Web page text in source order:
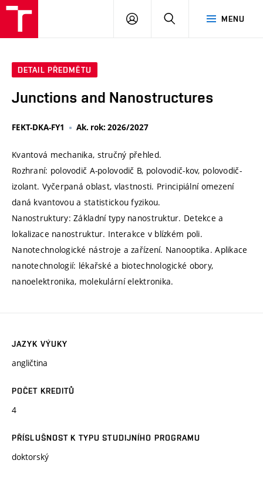
MENU
PŘIHLÁSIT
DETAIL PŘEDMĚTU
Junctions and Nanostructures
FEKT-DKA-FY1 Ak. rok: 2026/2027
Kvantová mechanika, stručný přehled.
Rozhraní: polovodič A-polovodič B, polovodič-kov, polovodič-
izolant. Vyčerpaná oblast, vlastnosti. Principiální omezení
daná kvantovou a statistickou fyzikou.
Nanostruktury: Základní typy nanostruktur. Detekce a
lokalizace nanostruktur. Interakce v blízkém poli.
Nanotechnologické nástroje a zařízení. Nanooptika. Aplikace
nanotechnologií: lékařské a biotechnologické obory,
nanoelektronika, molekulární elektronika.
JAZYK VÝUKY
angličtina
POČET KREDITŮ
4
PŘÍSLUŠNOST K TYPU STUDIJNÍHO PROGRAMU
doktorský